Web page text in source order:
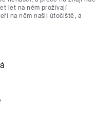
let na něm prožívají
na něm našli útočiště, a